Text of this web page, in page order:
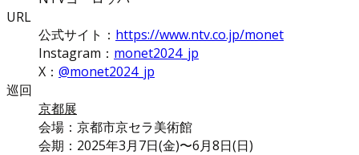
URL
公式サイト： https://www.ntv.co.jp/monet
Instagram： monet2024_jp
X： @monet2024_jp
巡回
京都展
会場：京都市京セラ美術館
会期：2025年3月7日(金)〜6月8日(日)